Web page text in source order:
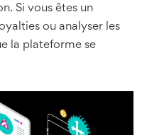
Si vous êtes un
ou analyser les
la plateforme se